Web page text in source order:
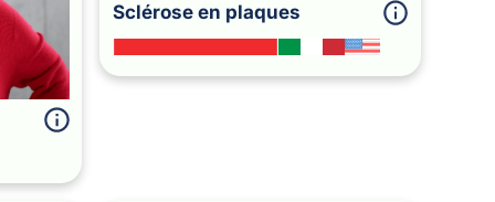
Sclérose en plaques